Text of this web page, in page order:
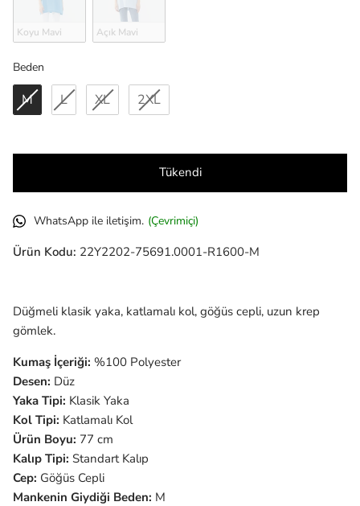
Koyu Mavi Açık Mavi
Beden
Beden
M L XL 2XL
Tükendi
WhatsApp ile iletişim. (Çevrimiçi)
Ürün Kodu: 22Y2202-75691.0001-R1600-M
Düğmeli klasik yaka, katlamalı kol, göğüs cepli, uzun krep
gömlek.
Kumaş İçeriği: %100 Polyester
Desen: Düz
Yaka Tipi: Klasik Yaka
Kol Tipi: Katlamalı Kol
Ürün Boyu: 77 cm
Kalıp Tipi: Standart Kalıp
Cep: Göğüs Cepli
Mankenin Giydiği Beden: M